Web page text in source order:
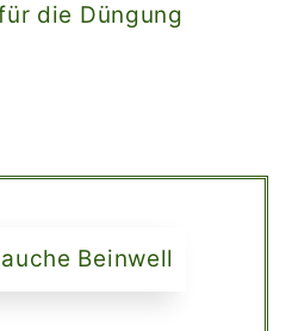
die Düngung